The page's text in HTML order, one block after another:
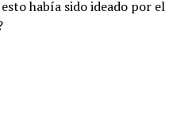
había sido ideado por el